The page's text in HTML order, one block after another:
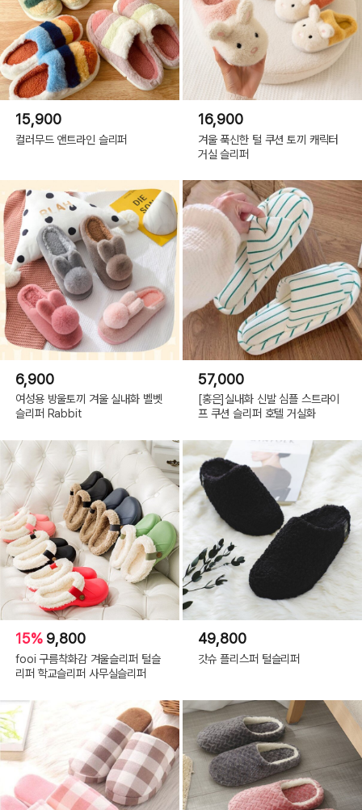
15,900
컬러무드 앤트라인 슬리퍼
16,900
겨울 푹신한 털 쿠션 토끼 캐릭터
거실 슬리퍼
6,900
여성용 방울토끼 겨울 실내화 벨벳
슬리퍼 Rabbit
57,000
[홍은]실내화 신발 심플 스트라이
프 쿠션 슬리퍼 호텔 거실화
15% 9,800
fooi 구름착화감 겨울슬리퍼 털슬
리퍼 학교슬리퍼 사무실슬리퍼
49,800
갓슈 플리스퍼 털슬리퍼